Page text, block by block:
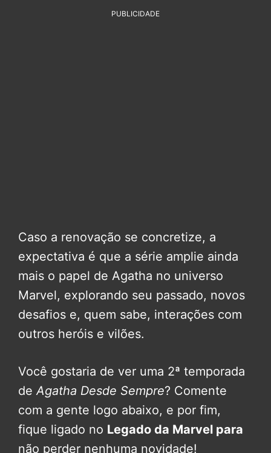
PUBLICIDADE
Caso a renovação se concretize, a
expectativa é que a série amplie ainda
mais o papel de Agatha no universo
Marvel, explorando seu passado, novos
desafios e, quem sabe, interações com
outros heróis e vilões.
Você gostaria de ver uma 2ª temporada
deAgatha Desde Sempre? Comente
com a gente logo abaixo, e por fim,
fique ligado no Legado da Marvel para
não perder nenhuma novidade!